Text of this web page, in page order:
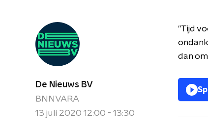
De Nieuws BV
BNNVARA
13 juli 2020 12:00 - 13:30
"Tijd
dan